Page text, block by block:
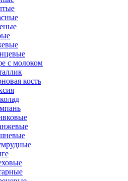
с молоком
кость